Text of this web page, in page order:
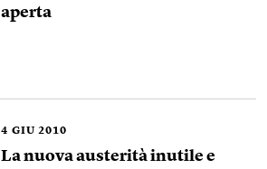
aperta
4 GIU 2010
La nuova austerità inutile e